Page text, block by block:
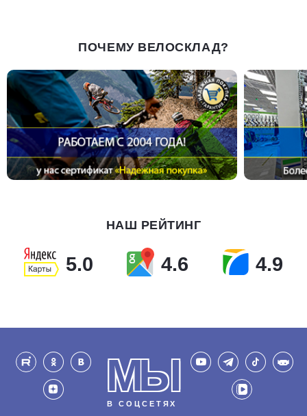
ПОЧЕМУ ВЕЛОСКЛАД?
НАШ РЕЙТИНГ
5.0 4.6 4.9
МЫ
В СОЦСЕТЯХ